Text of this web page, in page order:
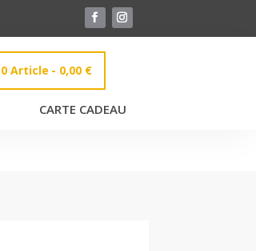
0 Article 0,00 €
CARTE CADEAU